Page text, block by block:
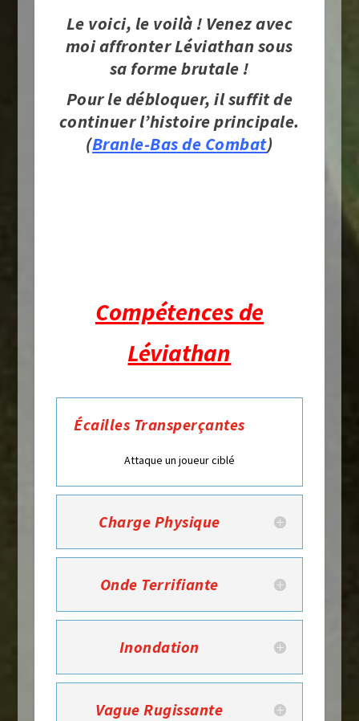
Le voici, le voilà ! Venez avec
moi affronter Léviathan sous
sa forme brutale !
Pour le débloquer, il suffit de
continuer l’histoire principale.
(Branle-Bas de Combat)
Compétences de
Léviathan
Écailles Transperçantes
Attaque un joueur ciblé
Charge Physique
Onde Terrifiante
Inondation
Vague Rugissante